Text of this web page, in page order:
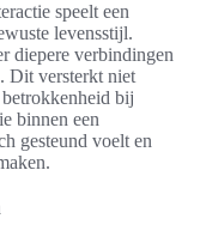
speelt een
levensstijl.
diepere verbindingen
Dit versterkt niet
bij
binnen een
gesteund voelt en